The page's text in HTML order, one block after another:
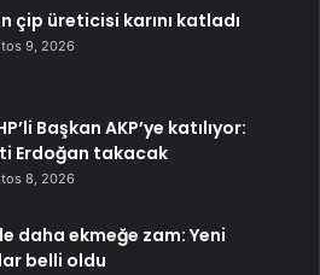
çip üreticisi karını katladı
9, 2026
Başkan AKP’ye katılıyor:
Erdoğan takacak
8, 2026
daha ekmeğe zam: Yeni
belli oldu